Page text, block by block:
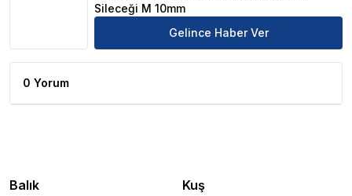
Sileceği M 10mm
Gelince Haber Ver
0 Yorum
Balık Kuş